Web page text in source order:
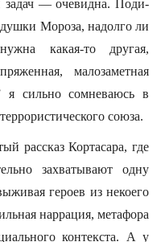
задач — очевидна. Поди-
Мороза, надолго ли
какая-то другая,
малозаметная
я сильно сомневаюсь в
союза.
рассказ Кортасара, где
захватывают одну
героев из некоего
наррация, метафора
контекста. А у